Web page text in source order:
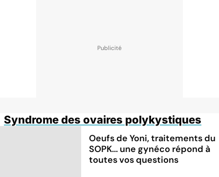
Syndrome des ovaires polykystiques
Oeufs de Yoni, traitements du
SOPK... une gynéco répond à
toutes vos questions